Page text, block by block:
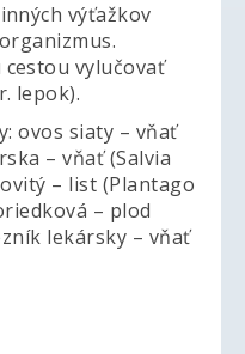
výťažkov
vylučovať
lepok).
ovos siaty – vňať
– vňať (Salvia
– list (Plantago
– plod
lekársky – vňať